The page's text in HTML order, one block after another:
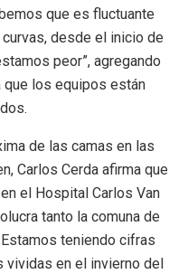
que es fluctuante
desde el inicio de
peor”, agregando
que los equipos están
de las camas en las
Carlos Cerda afirma que
el Hospital Carlos Van
tanto la comuna de
teniendo cifras
vividas en el invierno del